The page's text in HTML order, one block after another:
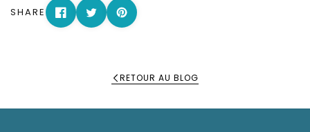
SHARE
RETOUR AU BLOG